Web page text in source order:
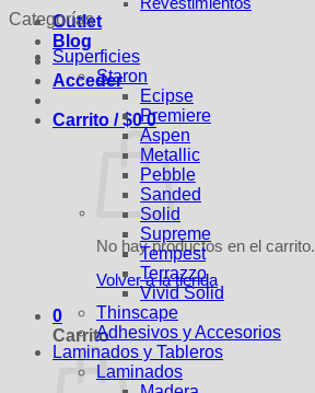
Outlet
Blog
Acceder
Carrito /$0 0
No hay productos en el carrito.
Volver a la tienda
0
Carrito
Categorías
Superficies
Staron
Ecipse
Premiere
Aspen
Metallic
Pebble
Sanded
Solid
Supreme
Tempest
Terrazzo
Vivid Solid
Thinscape
Adhesivos y Accesorios
Laminados y Tableros
Laminados